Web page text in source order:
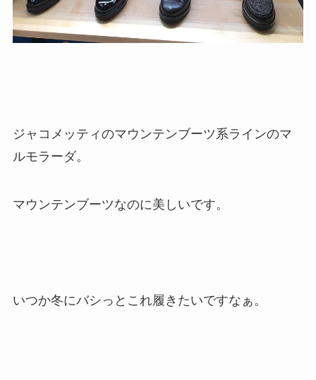
ジャコメッティのマウンテンブーツ系ラインのマ
ルモラーダ。
マウンテンブーツなのに美しいです。
いつか冬にバシっとこれ履きたいですなぁ。